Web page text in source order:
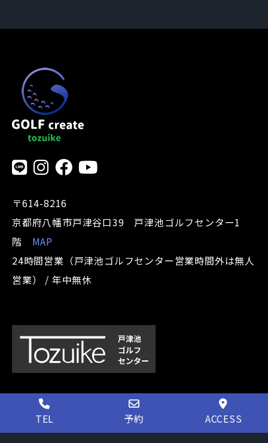
〒614-8216
京都府八幡市戸津谷口39 戸津池ゴルフセンター1
階 MAP
24時間営業（戸津池ゴルフセンター営業時間外は無人
営業） / 年中無休
TEL 予約 ACCESS